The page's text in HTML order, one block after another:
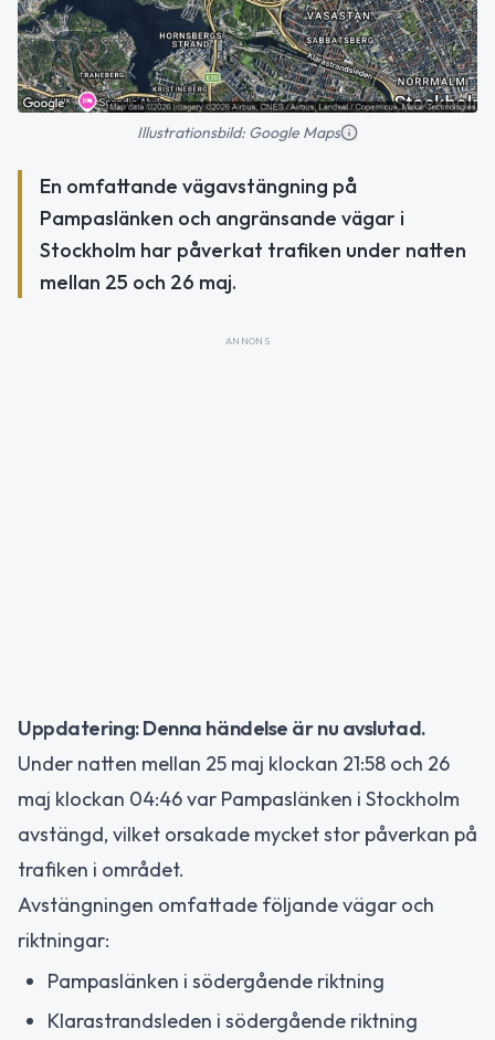
Illustrationsbild: Google Maps
En omfattande vägavstängning på
Pampaslänken och angränsande vägar i
Stockholm har påverkat trafiken under natten
mellan 25 och 26 maj.
ANNONS
Uppdatering: Denna händelse är nu avslutad.
Under natten mellan 25 maj klockan 21:58 och 26
maj klockan 04:46 var Pampaslänken i Stockholm
avstängd, vilket orsakade mycket stor påverkan på
trafiken i området.
Avstängningen omfattade följande vägar och
riktningar:
Pampaslänken i södergående riktning
Klarastrandsleden i södergående riktning